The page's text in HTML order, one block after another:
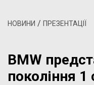
НОВИНИ / ПРЕЗЕНТАЦІЇ
BMW
покоління 1